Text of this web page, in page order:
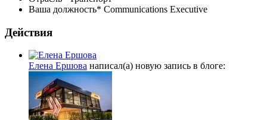
Ваша должность* Communications Executive
Действия
Елена Ершова написал(а) новую запись в блоге: